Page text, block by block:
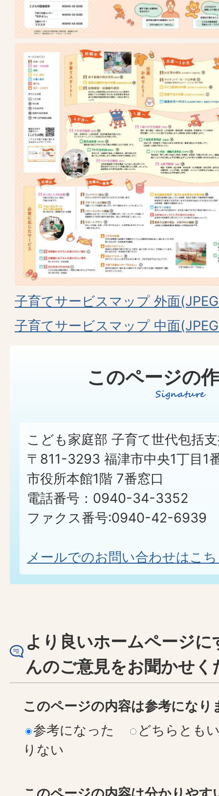
子育てサービスマップ 外面
子育てサービスマップ 中面
このページの
こども家庭部 子育て世代包括
〒811-3293 福津市中央1丁目1
市役所本館1階 7番窓口
電話番号：0940-34-3352
ファクス番号:0940-42-6939
メールでのお問い合わせはこ
より良いホームページ
んのご意見をお聞かせく
このページの内容は参考になり
参考になった
どちらとも
りない